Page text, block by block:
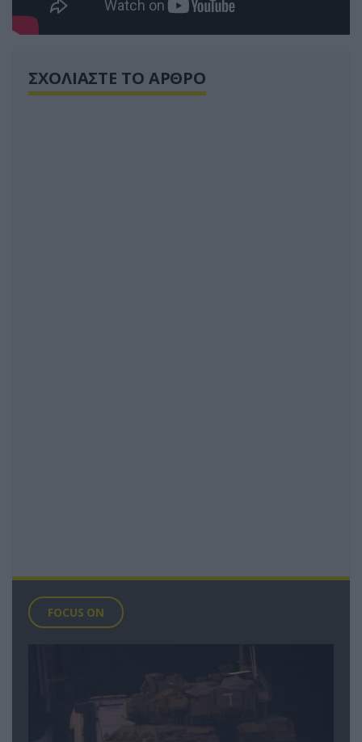
ΣΧΟΛΙΑΣΤΕ ΤΟ ΑΡΘΡΟ
FOCUS ON